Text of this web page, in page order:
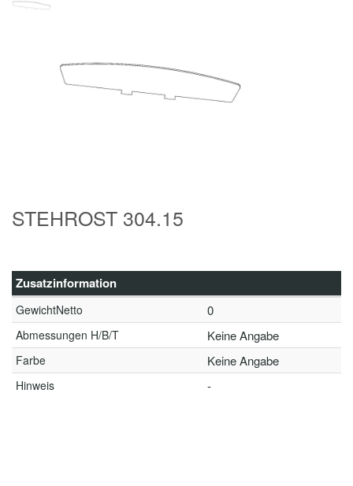
STEHROST 304.15
Zusatzinformation
GewichtNetto 0
Abmessungen H/B/T Keine Angabe
Farbe Keine Angabe
Hinweis -